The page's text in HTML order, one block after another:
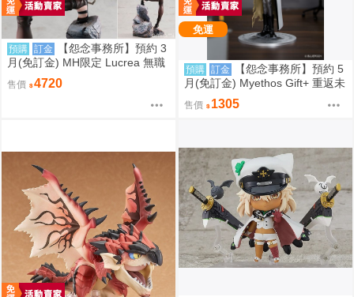
預購 訂金
【怨念事務所】預約 3
月(免訂金) MH限定 Lucrea 無職
轉生 艾莉絲 全高約27公分 0816
售價 4720
免運
預購 訂金
【怨念事務所】預約 5
月(免訂金) Myethos Gift+ 重返未
來 1999 兔毛手袋 1/8 1011
售價 1305